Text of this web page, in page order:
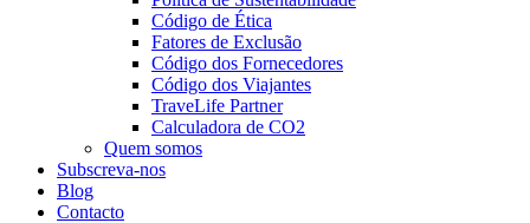
Código de Ética
Fatores de Exclusão
Código dos Fornecedores
Código dos Viajantes
TraveLife Partner
Calculadora de CO2
Quem somos
Subscreva-nos
Blog
Contacto